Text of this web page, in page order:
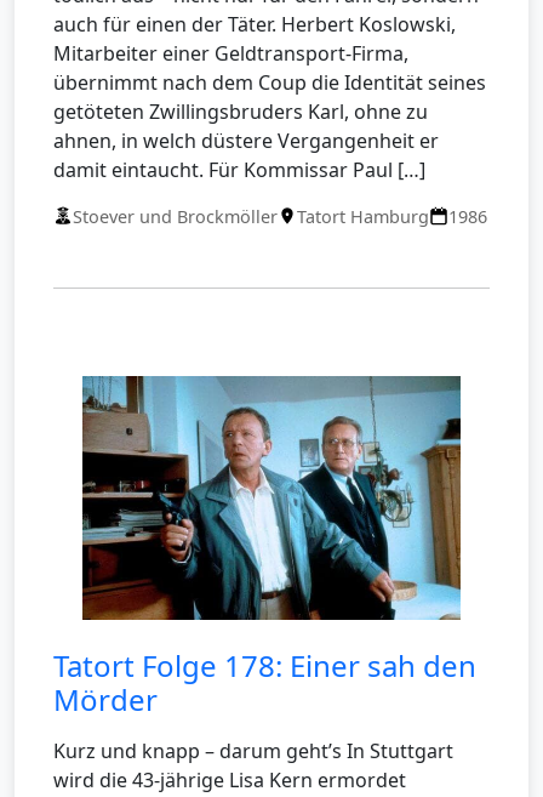
auch für einen der Täter. Herbert Koslowski,
Mitarbeiter einer Geldtransport-Firma,
übernimmt nach dem Coup die Identität seines
getöteten Zwillingsbruders Karl, ohne zu
ahnen, in welch düstere Vergangenheit er
damit eintaucht. Für Kommissar Paul […]
Stoever und Brockmöller Tatort Hamburg 1986
Tatort Folge 178: Einer sah den
Mörder
Kurz und knapp – darum geht’s In Stuttgart
wird die 43-jährige Lisa Kern ermordet